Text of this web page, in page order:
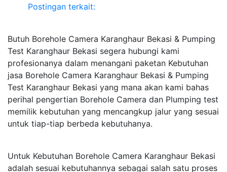
Postingan terkait:
Butuh Borehole Camera Karanghaur Bekasi & Pumping
Test Karanghaur Bekasi segera hubungi kami
profesionanya dalam menangani paketan Kebutuhan
jasa Borehole Camera Karanghaur Bekasi & Pumping
Test Karanghaur Bekasi yang mana akan kami bahas
perihal pengertian Borehole Camera dan Plumping test
memilik kebutuhan yang mencangkup jalur yang sesuai
untuk tiap-tiap berbeda kebutuhanya.
Untuk Kebutuhan Borehole Camera Karanghaur Bekasi
adalah sesuai kebutuhannya sebagai salah satu proses